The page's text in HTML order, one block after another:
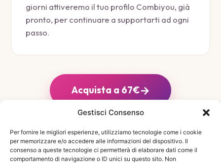
Gestisci Consenso
Per fornire le migliori esperienze, utilizziamo tecnologie come i cookie
per memorizzare e/o accedere alle informazioni del dispositivo. Il
consenso a queste tecnologie ci permetterà di elaborare dati come il
comportamento di navigazione o ID unici su questo sito. Non
giorni attiveremo il tuo profilo Combiyou, già
pronto, per continuare a supportarti ad ogni
passo.
Acquista a 67€→